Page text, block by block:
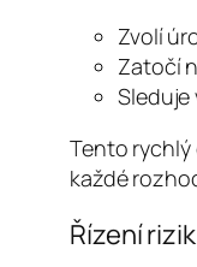
Zvolí
Zatočí
Tento rychlý
každé
Řízení